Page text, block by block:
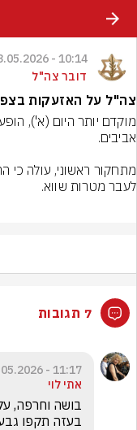
10:14 - 03.05.2026
דובר צה"ל
צה"ל על האזעקות
לעבר מטרות שווא.
7 תגובות
11:17 - 03.05.2026
אתי לוי
בעזה תקפו